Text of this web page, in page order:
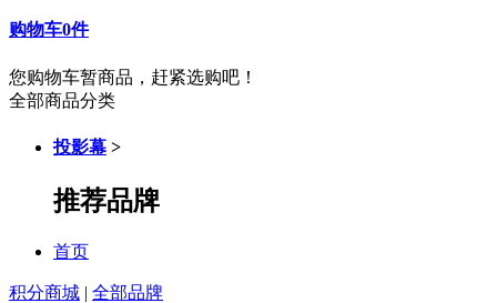
购物车0件
您购物车暂商品，赶紧选购吧！
全部商品分类
投影幕 >
推荐品牌
首页
积分商城 | 全部品牌